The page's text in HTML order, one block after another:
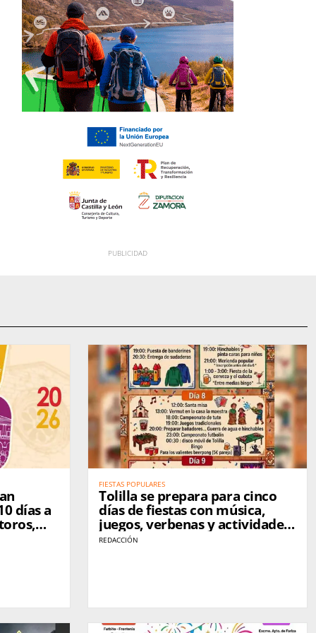
días a
FIESTAS POPULARES
Tolilla se prepara para cinco
días de fiestas con música,
juegos, verbenas y actividades
para todas las edades
REDACCIÓN